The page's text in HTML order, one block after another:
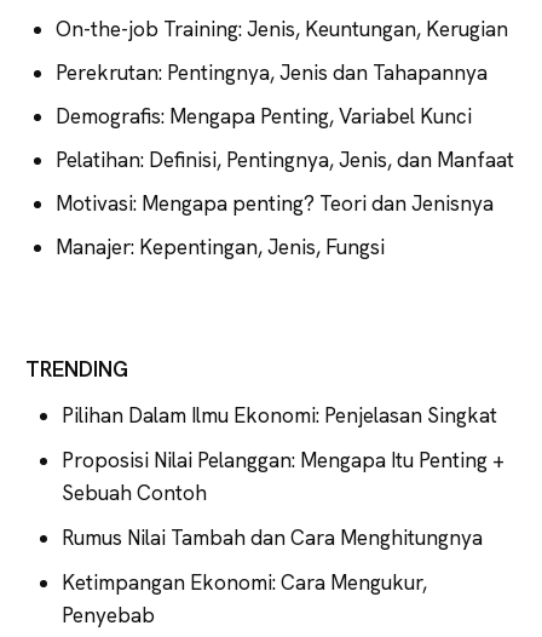
On-the-job Training: Jenis, Keuntungan, Kerugian
Perekrutan: Pentingnya, Jenis dan Tahapannya
Demografis: Mengapa Penting, Variabel Kunci
Pelatihan: Definisi, Pentingnya, Jenis, dan Manfaat
Motivasi: Mengapa penting? Teori dan Jenisnya
Manajer: Kepentingan, Jenis, Fungsi
TRENDING
Pilihan Dalam Ilmu Ekonomi: Penjelasan Singkat
Proposisi Nilai Pelanggan: Mengapa Itu Penting +
Sebuah Contoh
Rumus Nilai Tambah dan Cara Menghitungnya
Ketimpangan Ekonomi: Cara Mengukur,
Penyebab